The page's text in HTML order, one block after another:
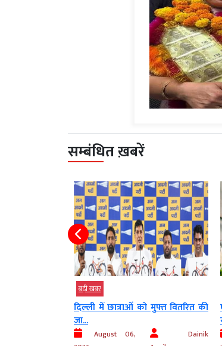
सम्बंधित ख़बरें
बड़ी खबर
एटीएफ में इथेनॉल मिलाने की कोई
योजना नहीं...
August 06,
Dainik